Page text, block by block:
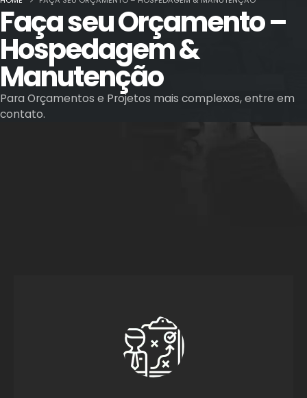
Faça seu Orçamento –
Hospedagem &
Manutenção
Para Orçamentos e Projetos mais complexos, entre em
contato.